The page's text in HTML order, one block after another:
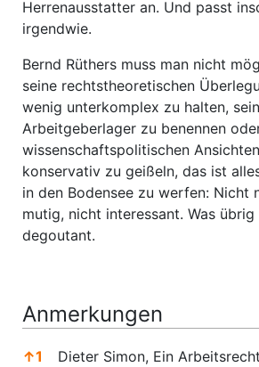
Herrenausstatter an. Und passt
irgendwie.
Bernd Rüthers muss man nicht
seine rechtstheoretischen
wenig unterkomplex zu halten,
Arbeitgeberlager zu benennen
wissenschaftspolitischen
konservativ zu geißeln, das ist
in den Bodensee zu werfen: Nicht
mutig, nicht interessant. Was
degoutant.
Anmerkungen
↑1
Dieter Simon, Ein